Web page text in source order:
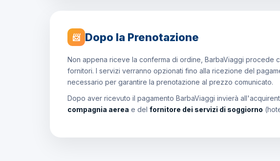
📨 Dopo la Prenotazione
Non appena riceve la conferma di ordine, BarbaViaggi procede
fornitori. I servizi verranno opzionati fino alla ricezione del
necessario per garantire la prenotazione al prezzo comunicato.
Dopo aver ricevuto il pagamento BarbaViaggi invierà
compagnia aerea e del fornitore dei servizi di soggiorno